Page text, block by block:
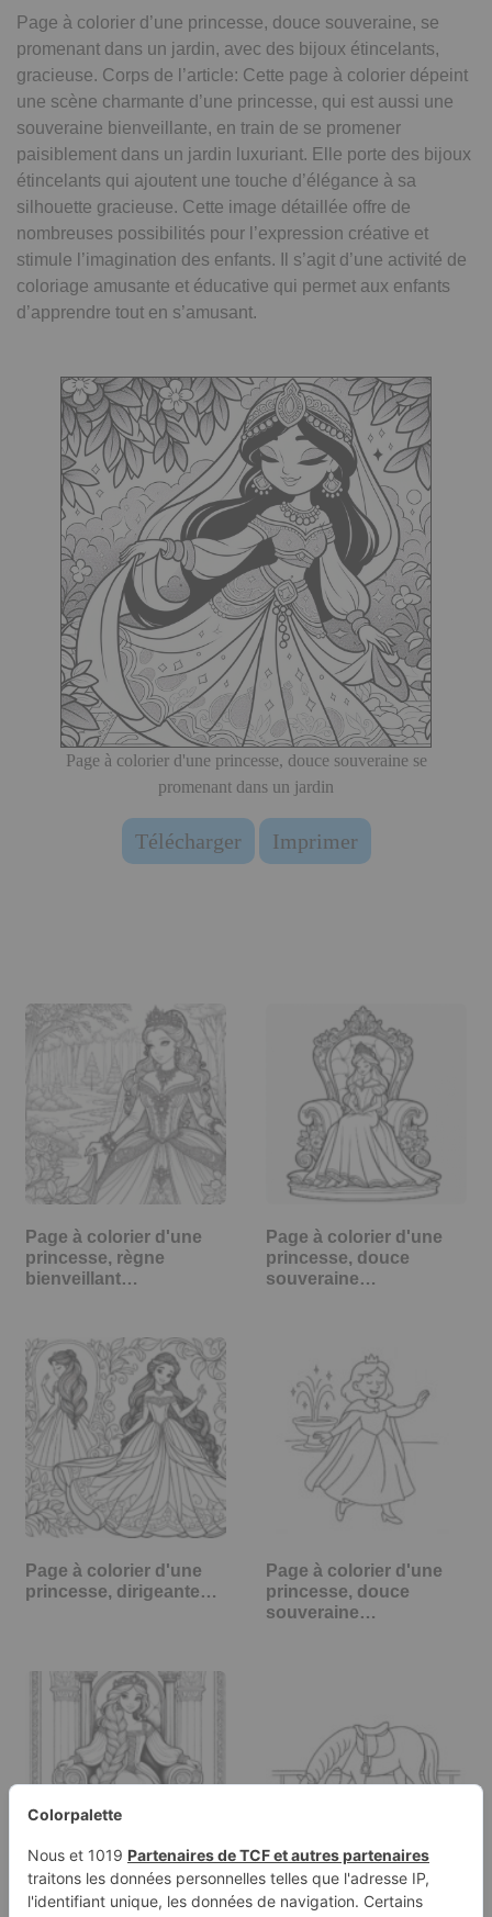
Page à colorier d’une princesse, douce souveraine, se
promenant dans un jardin, avec des bijoux étincelants,
gracieuse. Corps de l’article: Cette page à colorier dépeint
une scène charmante d’une princesse, qui est aussi une
souveraine bienveillante, en train de se promener
paisiblement dans un jardin luxuriant. Elle porte des bijoux
étincelants qui ajoutent une touche d’élégance à sa
silhouette gracieuse. Cette image détaillée offre de
nombreuses possibilités pour l’expression créative et
stimule l’imagination des enfants. Il s’agit d’une activité de
coloriage amusante et éducative qui permet aux enfants
d’apprendre tout en s’amusant.
Page à colorier d'une princesse, douce souveraine se
promenant dans un jardin
Télécharger Imprimer
Page à colorier d'une
princesse, règne
bienveillant…
Page à colorier d'une
princesse, douce
souveraine…
Page à colorier d'une
princesse, dirigeante…
Page à colorier d'une
princesse, douce
souveraine…
Page de coloriage
Page de coloriage d'un